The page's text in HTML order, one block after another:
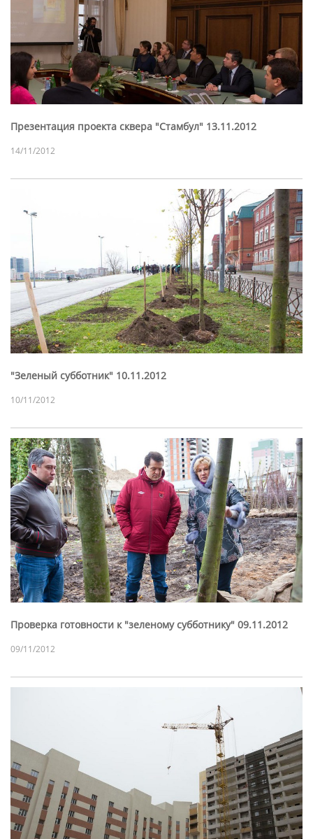
Презентация проекта сквера "Стамбул" 13.11.2012
14/11/2012
"Зеленый субботник" 10.11.2012
10/11/2012
Проверка готовности к "зеленому субботнику" 09.11.2012
09/11/2012